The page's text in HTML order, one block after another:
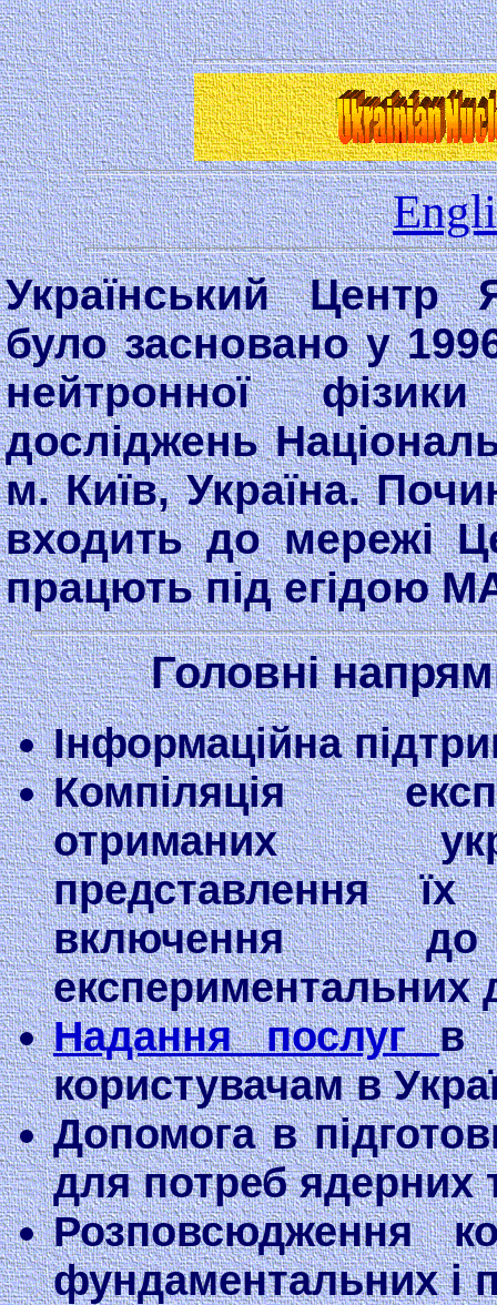
Український
було засновано у
нейтронної
досліджень
м. Київ, Україна.
входить до мережі
працють під егідою
Головні
Інформаційна
Компіляція
отриманих
представлення
включення
експериментальних
Надання послугв
користувачам в
Допомога в
для потреб ядерних
Розповсюдження
фундаментальних і